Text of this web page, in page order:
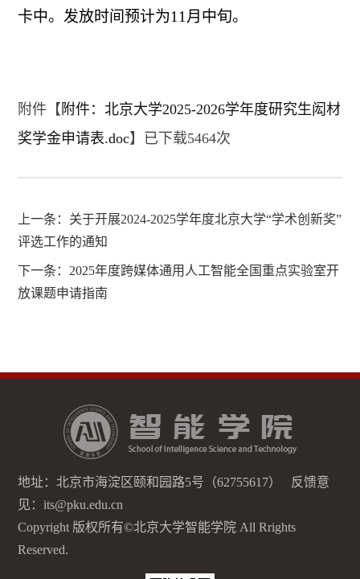
卡中。发放时间预计为11 月中旬。
附件【 附件：北京大学2025-2026学年度研究生闳材
奖学金申请表.doc】已下载5464次
上一条： 关于开展2024-2025学年度北京大学“学术创新奖”
评选工作的通知
下一条： 2025年度跨媒体通用人工智能全国重点实验室开
放课题申请指南
地址：北京市海淀区颐和园路5号（62755617） 反馈意
见：its@pku.edu.cn
Copyright 版权所有©北京大学智能学院 All Rrights
Reserved.